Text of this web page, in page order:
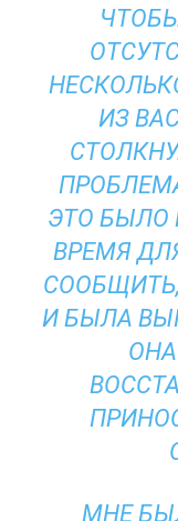
ИЗ
ЭТО БЫЛО
ВРЕМЯ
И БЫЛА
МНЕ